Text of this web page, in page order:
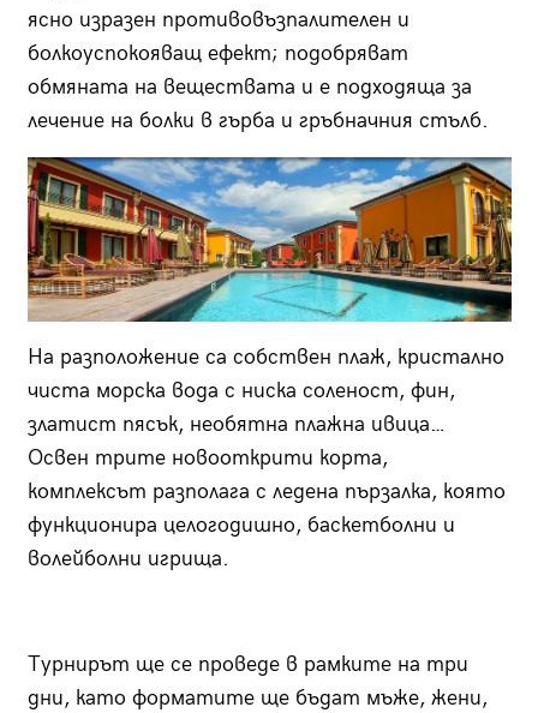
ясно изразен противовъзпалителен и
болкоуспокояващ ефект; подобряват
обмяната на веществата и е подходяща за
лечение на болки в гърба и гръбначния стълб.
На разположение са собствен плаж, кристално
чиста морска вода с ниска соленост, фин,
златист пясък, необятна плажна ивица…
Освен трите новооткрити корта,
комплексът разполага с ледена пързалка, която
функционира целогодишно, баскетболни и
волейболни игрища.
Турнирът ще се проведе в рамките на три
дни, като форматите ще бъдат мъже, жени,